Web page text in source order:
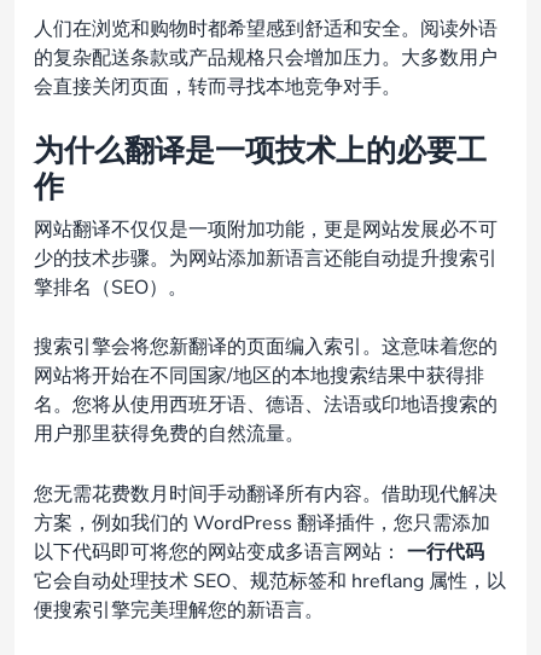
人们在浏览和购物时都希望感到舒适和安全。阅读外语
的复杂配送条款或产品规格只会增加压力。大多数用户
会直接关闭页面，转而寻找本地竞争对手。
为什么翻译是一项技术上的必要工
作
网站翻译不仅仅是一项附加功能，更是网站发展必不可
少的技术步骤。为网站添加新语言还能自动提升搜索引
擎排名（SEO）。
搜索引擎会将您新翻译的页面编入索引。这意味着您的
网站将开始在不同国家/地区的本地搜索结果中获得排
名。您将从使用西班牙语、德语、法语或印地语搜索的
用户那里获得免费的自然流量。
您无需花费数月时间手动翻译所有内容。借助现代解决
方案，例如我们的 WordPress 翻译插件，您只需添加
以下代码即可将您的网站变成多语言网站： 一行代码
它会自动处理技术 SEO、规范标签和 hreflang 属性，以
便搜索引擎完美理解您的新语言。